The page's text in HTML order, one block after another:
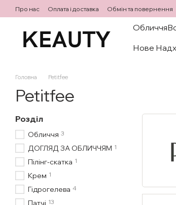
Перейти до основного контенту
Про нас Оплата і доставка Обмін та повернення
Обличчя
Нове
Головна Petitfee
Petitfee
Розділ
Обличчя 3
ДОГЛЯД ЗА ОБЛИЧЧЯМ 1
Пілінг-скатка 1
Крем 1
Гідрогелева 4
Патчі 13